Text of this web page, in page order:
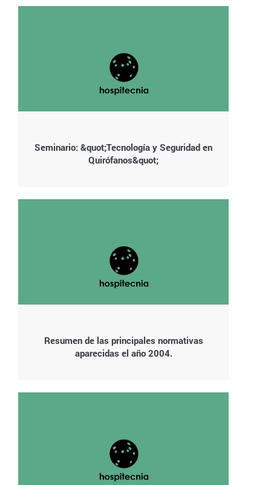
Seminario: &quot;Tecnología y Seguridad en
Quirófanos&quot;
Resumen de las principales normativas
aparecidas el año 2004.